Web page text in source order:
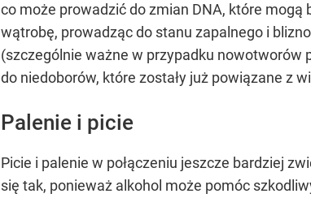
co może prowadzić do zmian DNA, które
wątrobę, prowadząc do stanu zapalnego i
(szczególnie ważne w przypadku nowotworów
do niedoborów, które zostały już powiązane z
Palenie i picie
Picie i palenie w połączeniu jeszcze bardziej
się tak, ponieważ alkohol może pomóc